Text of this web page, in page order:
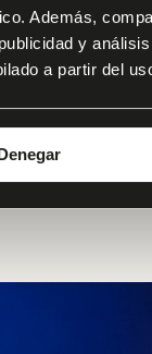
Además,
y
a partir del